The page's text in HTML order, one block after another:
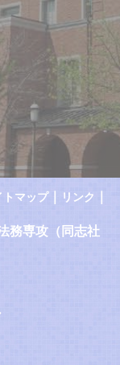
トマップ｜ リンク
務専攻（同志社